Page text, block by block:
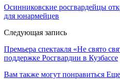
Осинниковские росгвардейцы
для юнармейцев
Следующая запись
Премьера спектакля «Не свято
поддержке Росгвардии в Кузбассе
Вам также могут понравиться Еще